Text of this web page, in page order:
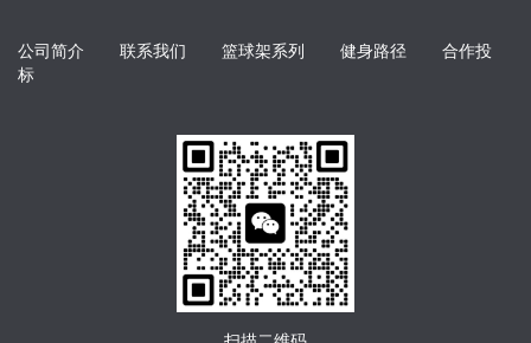
公司简介 联系我们 篮球架系列 健身路径
合作投
标